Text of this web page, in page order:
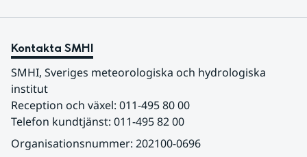
Kontakta SMHI
SMHI, Sveriges meteorologiska och hydrologiska
institut
Reception och växel: 011-495 80 00
Telefon kundtjänst: 011-495 82 00
Organisationsnummer: 202100-0696